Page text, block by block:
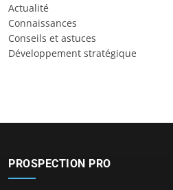
Actualité
Connaissances
Conseils et astuces
Développement stratégique
PROSPECTION PRO